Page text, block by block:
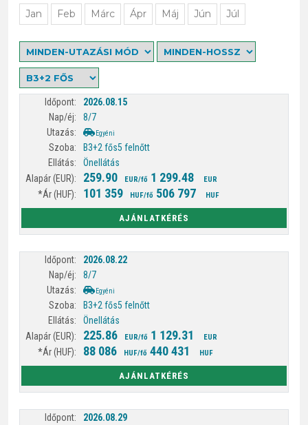
Jan Feb Márc Ápr Máj Jún Júl
2026.08.15
8/7
Egyéni
B3+2 fős5 felnőtt
Önellátás
259.90 EUR/fő 1 299.48 EUR
101 359 HUF/fő 506 797 HUF
AJÁNLATKÉRÉS
2026.08.22
8/7
Egyéni
B3+2 fős5 felnőtt
Önellátás
225.86 EUR/fő 1 129.31 EUR
88 086 HUF/fő 440 431 HUF
AJÁNLATKÉRÉS
2026.08.29